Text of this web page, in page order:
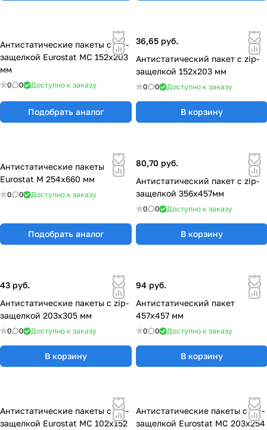
Антистатические пакеты с zip-
защелкой Eurostat МС 152х203
мм
0 0 Доступно к заказу
Подобрать аналог
36,65 руб.
Антистатический пакет с zip-
защелкой 152х203 мм
0 0 Доступно к заказу
В корзину
Антистатические пакеты
Eurostat М 254x660 мм
0 0 Доступно к заказу
Подобрать аналог
80,70 руб.
Антистатический пакет с zip-
защелкой 356x457мм
0 0 Доступно к заказу
В корзину
43 руб.
Антистатические пакеты с zip-
защелкой 203х305 мм
0 0 Доступно к заказу
В корзину
94 руб.
Антистатический пакет
457x457 мм
0 0 Доступно к заказу
В корзину
Антистатические пакеты с zip-
защелкой Eurostat МС 102х152
Антистатические пакеты с zip-
защелкой Eurostat МС 203х254